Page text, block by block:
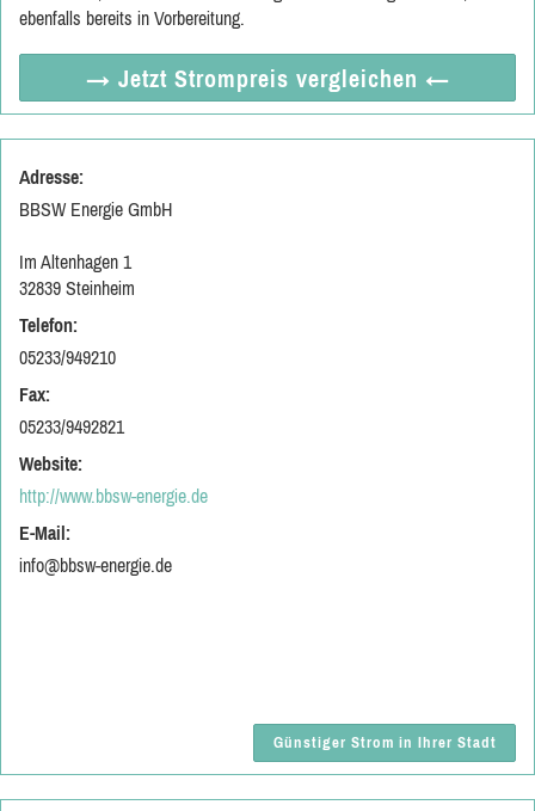
ebenfalls bereits in Vorbereitung.
→ Jetzt Strompreis vergleichen ←
Adresse:
BBSW Energie GmbH
Im Altenhagen 1
32839 Steinheim
Telefon:
05233/949210
Fax:
05233/9492821
Website:
http://www.bbsw-energie.de
E-Mail:
info@bbsw-energie.de
Günstiger Strom in Ihrer Stadt